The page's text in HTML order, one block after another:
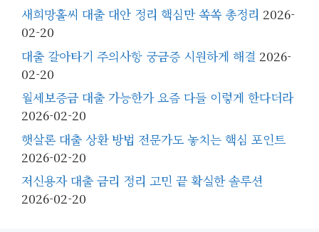
새희망홀씨 대출 대안 정리 핵심만 쏙쏙 총정리 2026-
02-20
대출 갈아타기 주의사항 궁금증 시원하게 해결 2026-
02-20
월세보증금 대출 가능한가 요즘 다들 이렇게 한다더라
2026-02-20
햇살론 대출 상환 방법 전문가도 놓치는 핵심 포인트
2026-02-20
저신용자 대출 금리 정리 고민 끝 확실한 솔루션
2026-02-20